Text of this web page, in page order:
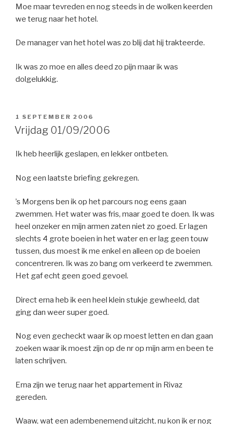
Moe maar tevreden en nog steeds in de wolken keerden
we terug naar het hotel.
De manager van het hotel was zo blij dat hij trakteerde.
Ik was zo moe en alles deed zo pijn maar ik was
dolgelukkig.
GEPLAATST
OP
1 SEPTEMBER 2006
Vrijdag 01/09/2006
Ik heb heerlijk geslapen, en lekker ontbeten.
Nog een laatste briefing gekregen.
’s Morgens ben ik op het parcours nog eens gaan
zwemmen. Het water was fris, maar goed te doen. Ik was
heel onzeker en mijn armen zaten niet zo goed. Er lagen
slechts 4 grote boeien in het water en er lag geen touw
tussen, dus moest ik me enkel en alleen op de boeien
concentreren. Ik was zo bang om verkeerd te zwemmen.
Het gaf echt geen goed gevoel.
Direct erna heb ik een heel klein stukje gewheeld, dat
ging dan weer super goed.
Nog even gecheckt waar ik op moest letten en dan gaan
zoeken waar ik moest zijn op de nr op mijn arm en been te
laten schrijven.
Erna zijn we terug naar het appartement in Rivaz
gereden.
Waaw, wat een adembenemend uitzicht, nu kon ik er nog